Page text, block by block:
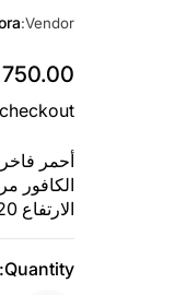
Vendor:
Price
أحمر
الكافور
الارتفاع 120 سم العرض 60 سم راجع مجموعات الزهور الطازجة الأخرى هنا
Quantity: